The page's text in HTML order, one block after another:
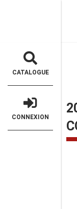
CATALOGUE
CONNEXION